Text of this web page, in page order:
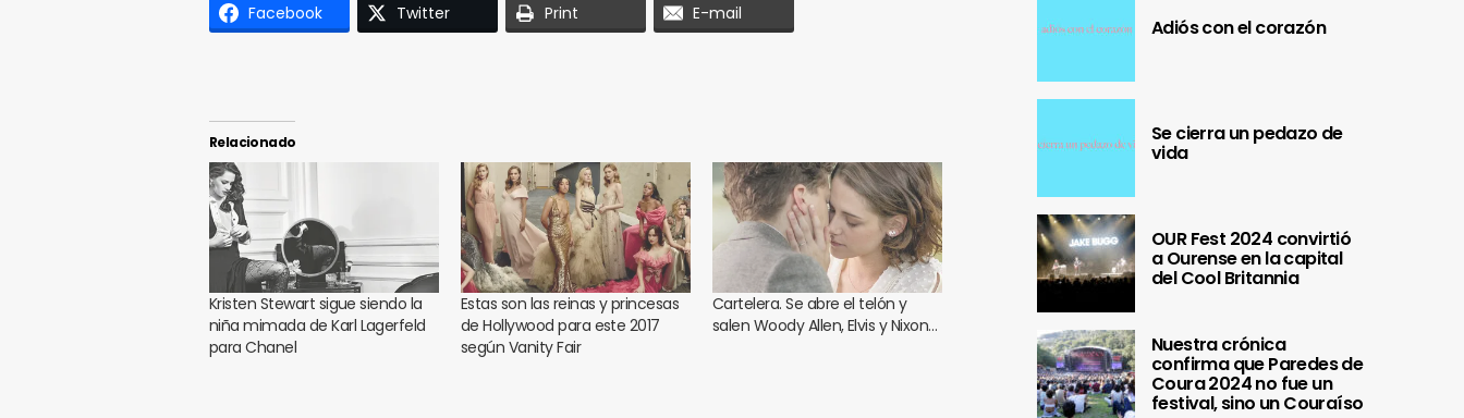
Facebook Twitter Print E-mail
Relacionado
Kristen Stewart sigue siendo la
niña mimada de Karl Lagerfeld
para Chanel
Estas son las reinas y princesas
de Hollywood para este 2017
según Vanity Fair
Cartelera. Se abre el telón y
salen Woody Allen, Elvis y Nixon…
Adiós con el corazón
Se cierra un pedazo de
vida
OUR Fest 2024 convirtió
a Ourense en la capital
del Cool Britannia
Nuestra crónica
confirma que Paredes de
Coura 2024 no fue un
festival, sino un Couraíso